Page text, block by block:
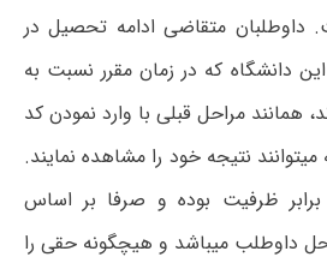
داوطلبان متقاضی ادامه تحصیل در
دانشگاه که در زمان مقرر نسبت به
همانند مراحل قبلی با وارد نمودن کد
نتیجه خود را مشاهده نمایند.
ظرفیت بوده و صرفا بر اساس
داوطلب میباشد و هیچگونه حقی را